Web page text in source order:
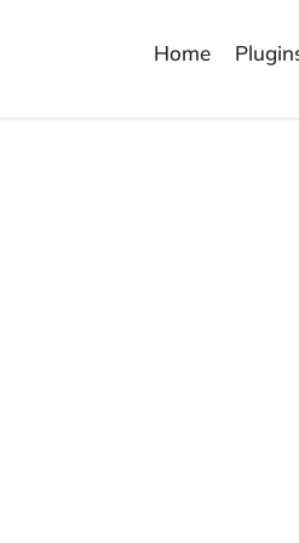
Home